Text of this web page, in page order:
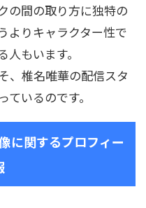
の間の取り方に独特の
よりキャラクター性で
もいます。
、椎名唯華の配信スタ
いるのです。
に関するプロフィー